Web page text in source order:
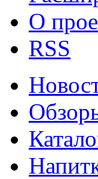
О
RSS